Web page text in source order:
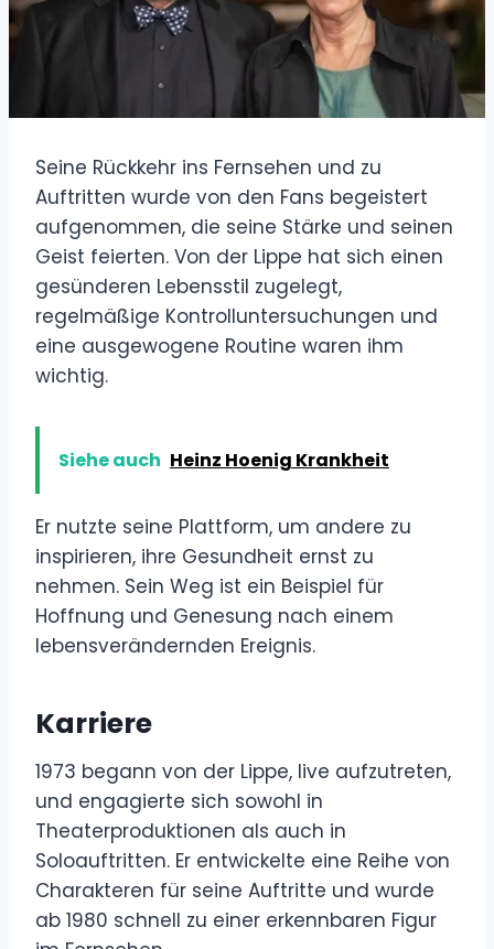
Seine Rückkehr ins Fernsehen und zu
Auftritten wurde von den Fans begeistert
aufgenommen, die seine Stärke und seinen
Geist feierten. Von der Lippe hat sich einen
gesünderen Lebensstil zugelegt,
regelmäßige Kontrolluntersuchungen und
eine ausgewogene Routine waren ihm
wichtig.
Siehe auch Heinz Hoenig Krankheit
Er nutzte seine Plattform, um andere zu
inspirieren, ihre Gesundheit ernst zu
nehmen. Sein Weg ist ein Beispiel für
Hoffnung und Genesung nach einem
lebensverändernden Ereignis.
Karriere
1973 begann von der Lippe, live aufzutreten,
und engagierte sich sowohl in
Theaterproduktionen als auch in
Soloauftritten. Er entwickelte eine Reihe von
Charakteren für seine Auftritte und wurde
ab 1980 schnell zu einer erkennbaren Figur